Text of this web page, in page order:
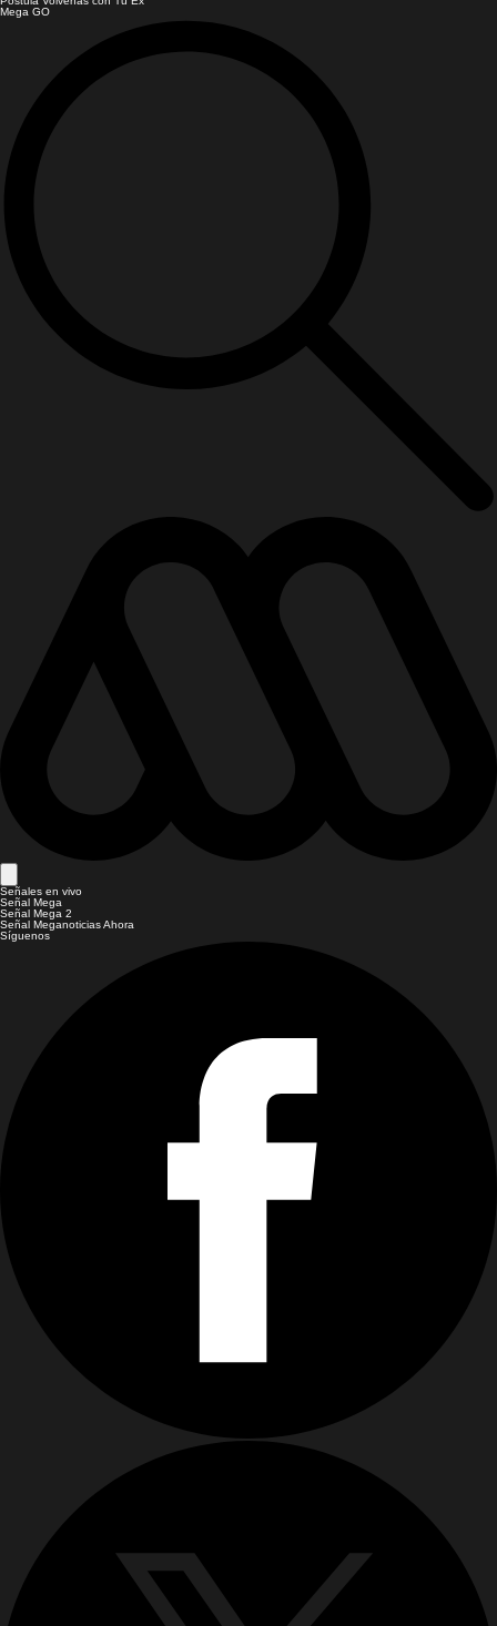
Mega GO
Señales en vivo
Señal Mega
Señal Mega 2
Señal Meganoticias Ahora
Síguenos